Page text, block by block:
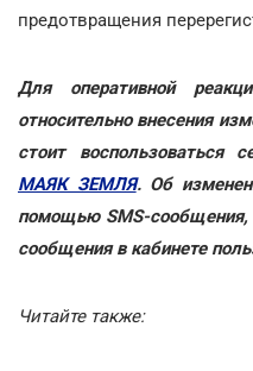
предотвращения
Для оперативной
относительно внесения
стоит воспользоваться
МАЯК ЗЕМЛЯ. Об
помощью SMS-сообщения,
сообщения в кабинете
Читайте также: